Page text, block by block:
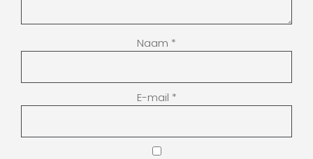
Naam *
E-mail *